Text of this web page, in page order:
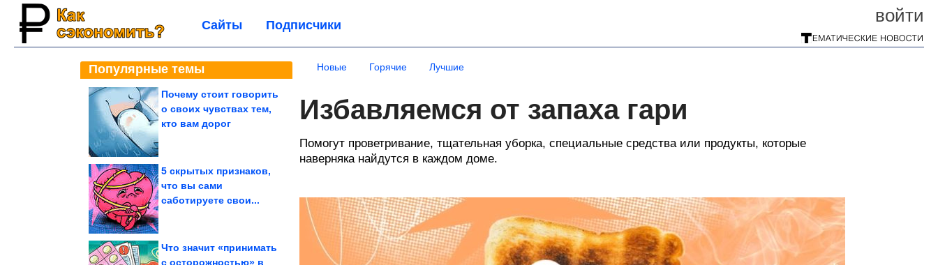
войти
Сайты Подписчики
Популярные темы
Почему стоит говорить
о своих чувствах тем,
кто вам дорог
5 скрытых признаков,
что вы сами
саботируете свои...
Что значит «принимать
с осторожностью» в
Новые Горячие Лучшие
Избавляемся от запаха гари
Помогут проветривание, тщательная уборка, специальные средства или продукты, которые
наверняка найдутся в каждом доме.